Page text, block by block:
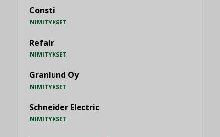
Consti
NIMITYKSET
Refair
NIMITYKSET
Granlund Oy
NIMITYKSET
Schneider Electric
NIMITYKSET